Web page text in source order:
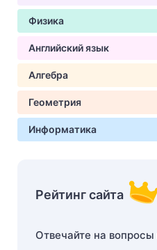
Физика
Английский язык
Алгебра
Геометрия
Информатика
Рейтинг сайта
Отвечайте на